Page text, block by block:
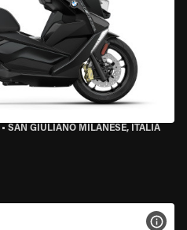
• SAN GIULIANO MILANESE, ITALIA